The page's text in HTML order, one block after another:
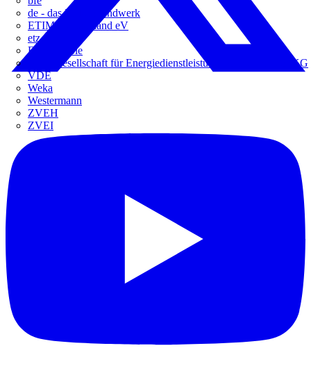
de - das Elektrohandwerk
ETIM Deutschland eV
etz
Europacable
GED Gesellschaft für Energiedienstleistung - GmbH & Co. KG
VDE
Weka
Westermann
ZVEH
ZVEI